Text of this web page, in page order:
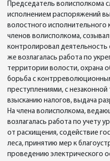
Председатель волисполкома
исполнением распоряжений
волостного исполнительного
членов волисполкома,
контролировал деятельность
же возлагалась работа по
территории волости, охрана
борьба с
преступлениями, с
взысканию налогов, выдача
На члена волисполкома,
возлагалась работа по учету
от расхищения, содействие
леса, принятию мер к
проведению электрического